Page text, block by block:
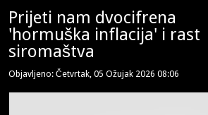
Prijeti nam dvocifrena
'hormuška inflacija' i rast
siromaštva
Objavljeno: Četvrtak, 05 Ožujak 2026 08:06